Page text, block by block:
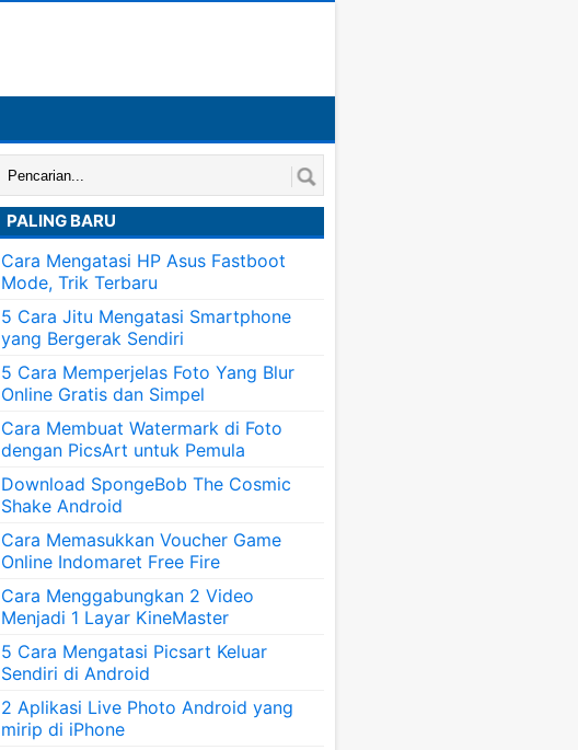
Cari:
PALING BARU
Cara Mengatasi HP Asus Fastboot
Mode, Trik Terbaru
5 Cara Jitu Mengatasi Smartphone
yang Bergerak Sendiri
5 Cara Memperjelas Foto Yang Blur
Online Gratis dan Simpel
Cara Membuat Watermark di Foto
dengan PicsArt untuk Pemula
Download SpongeBob The Cosmic
Shake Android
Cara Memasukkan Voucher Game
Online Indomaret Free Fire
Cara Menggabungkan 2 Video
Menjadi 1 Layar KineMaster
5 Cara Mengatasi Picsart Keluar
Sendiri di Android
2 Aplikasi Live Photo Android yang
mirip di iPhone